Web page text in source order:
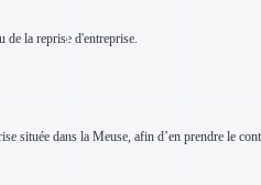
de la reprise d'entreprise.
située dans la Meuse, afin d’en prendre le